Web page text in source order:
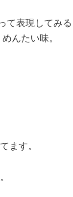
て表現してみる
んたい味。
ます。